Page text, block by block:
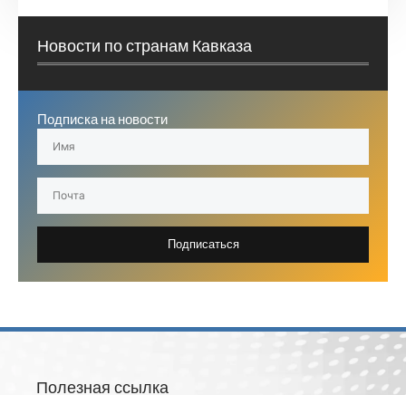
Новости по странам Кавказа
Подписка на новости
Подписаться
Полезная ссылка